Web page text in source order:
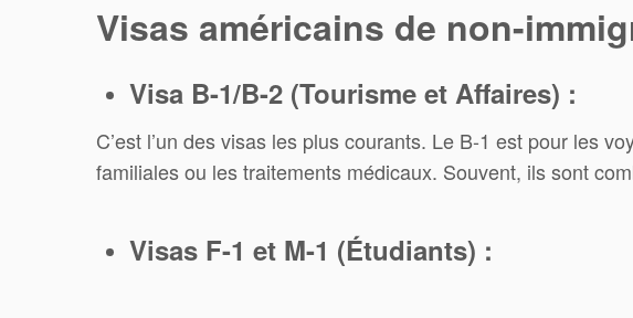
Visas américains de non-
Visa B-1/B-2 (Tourisme et Affaires) :
C’est l’un des visas les plus courants. Le B-1 est pour les
familiales ou les traitements médicaux. Souvent, ils sont
Visas F-1 et M-1 (Étudiants) :